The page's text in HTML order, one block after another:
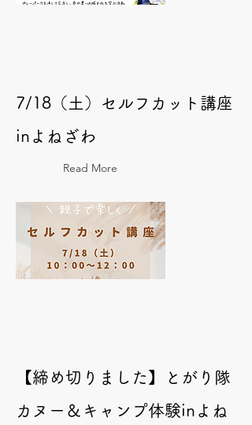
7/18（土）セルフカット講座
inよねざわ
Read More
【締め切りました】とがり隊
カヌー＆キャンプ体験inよね